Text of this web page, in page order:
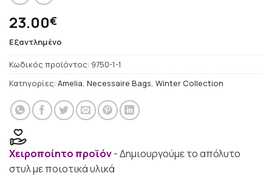
23.00€
Εξαντλημένο
Κωδικός προϊόντος: 9750-1-1
Κατηγορίες: Amelia, Necessaire Bags, Winter Collection
Χειροποίητο προϊόν- Δημιουργούμε το απόλυτο
στυλ με ποιοτικά υλικά